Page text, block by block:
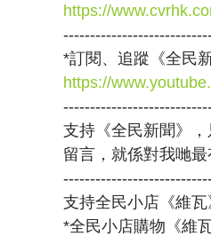
https://
*訂閱、追蹤《全民
https://
支持《全民新聞》
留言，就係對我哋
支持全民小店《維
*全民小店購物《維